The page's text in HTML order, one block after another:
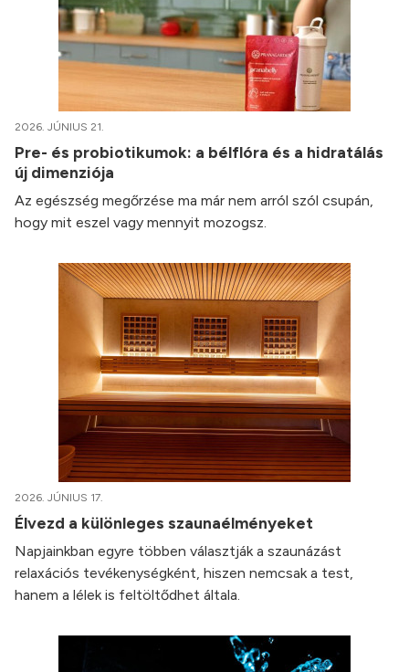
2026. JÚNIUS 21.
Pre- és probiotikumok: a bélflóra és a hidratálás
új dimenziója
Az egészség megőrzése ma már nem arról szól csupán,
hogy mit eszel vagy mennyit mozogsz.
2026. JÚNIUS 17.
Élvezd a különleges szaunaélményeket
Napjainkban egyre többen választják a szaunázást
relaxációs tevékenységként, hiszen nemcsak a test,
hanem a lélek is feltöltődhet általa.